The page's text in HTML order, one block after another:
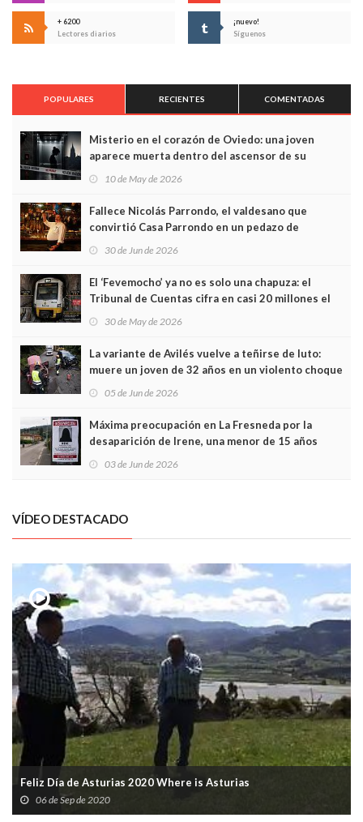
+ 6200
Lectores diarios
¡nuevo!
Síguenos
POPULARES RECIENTES COMENTADAS
Misterio en el corazón de Oviedo: una joven
aparece muerta dentro del ascensor de su
edificio y las cámaras captan sus últimos minutos
10 de May de 2026
Fallece Nicolás Parrondo, el valdesano que
convirtió Casa Parrondo en un pedazo de
Asturias en Madrid
30 de Jun de 2026
El ‘Fevemocho’ ya no es solo una chapuza: el
Tribunal de Cuentas cifra en casi 20 millones el
sobrecoste de los trenes que no cabían por los
30 de May de 2026
La variante de Avilés vuelve a teñirse de luto:
muere un joven de 32 años en un violento choque
frontal
05 de Jun de 2026
Máxima preocupación en La Fresneda por la
desaparición de Irene, una menor de 15 años
03 de Jun de 2026
VÍDEO DESTACADO
Feliz Día de Asturias 2020 Where is Asturias
06 de Sep de 2020